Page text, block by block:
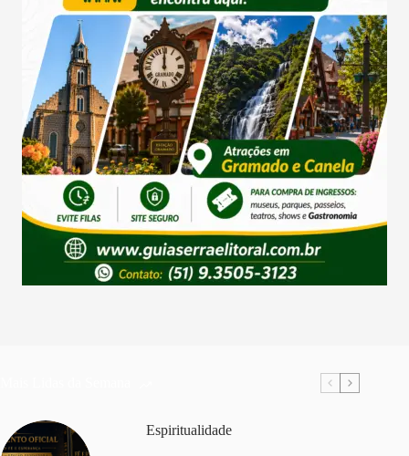
Espiritualidade